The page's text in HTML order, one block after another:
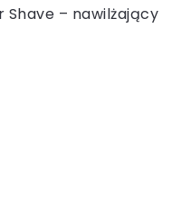
Shave – nawilżający